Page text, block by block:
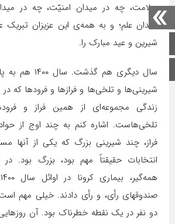
صفحه اصلی
اینستاگرام
سلامت، چه در میدان امنیّت، چه در
میدان علم؛ و به همه‌ی این عزیزان
شیرین و عید مبارک را.
سال دیگری هم
شیرینی‌ها و تلخی‌ها و فرازها و فرودها که
زندگی مجموعه‌ای از همین فراز و
تلخی‌هاست. اشاره کنم به چند اوج از
فراز، چند شیرینی بزرگ که یکی از آنها
انتخابات حقیقتاً مهم بود، بزرگ بود.
صندوقهای رأی، و رأی دادند. خیلی مهم
دو نفر در یک نقطه خطرناک بود. آن